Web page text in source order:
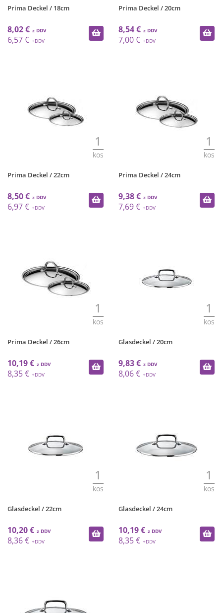
Prima Deckel / 18cm
8,02 €
6,57 €
Prima Deckel / 20cm
8,54 €
7,00 €
1
kos
Prima Deckel / 22cm
8,50 €
6,97 €
1
kos
Prima Deckel / 24cm
9,38 €
7,69 €
1
kos
Prima Deckel / 26cm
10,19 €
8,35 €
1
kos
Glasdeckel / 20cm
9,83 €
8,06 €
1
kos
Glasdeckel / 22cm
10,20 €
8,36 €
1
kos
Glasdeckel / 24cm
10,19 €
8,35 €